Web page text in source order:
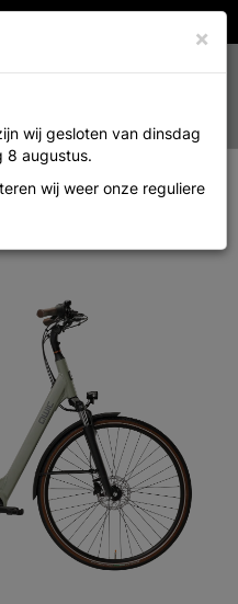
M
×
wij gesloten van dinsdag
8 augustus.
wij weer onze reguliere